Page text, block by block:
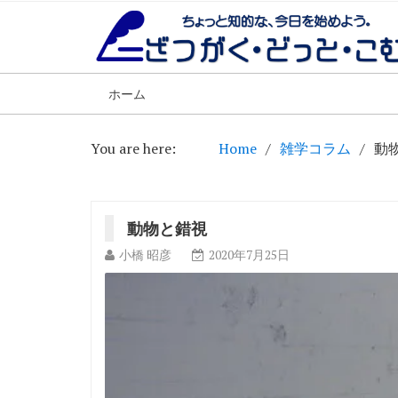
ホーム
You are here: Home 雑学コラム 動
動物と錯視
小橋 昭彦 2020年7月25日